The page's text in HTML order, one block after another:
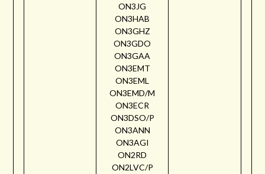
ON3JG
ON3HAB
ON3GHZ
ON3GDO
ON3GAA
ON3EMT
ON3EML
ON3EMD/M
ON3ECR
ON3DSO/P
ON3ANN
ON3AGI
ON2RD
ON2LVC/P